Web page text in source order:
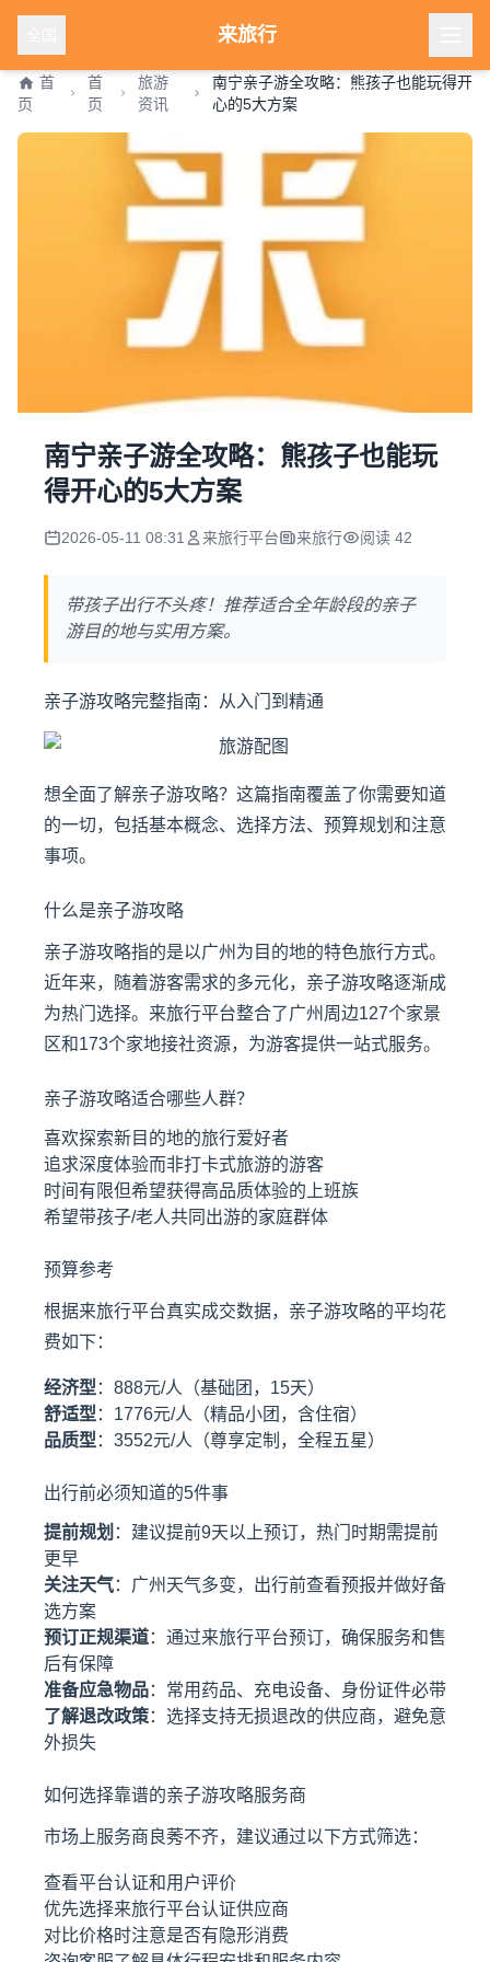
来旅行
首
页
首
页
旅游
资讯
南宁亲子游全攻略：熊孩子也能玩得开
心的5大方案
南宁亲子游全攻略：熊孩子也能玩
得开心的5大方案
2026-05-11 08:31 来旅行平台 来旅行 阅读 42
带孩子出行不头疼！推荐适合全年龄段的亲子
游目的地与实用方案。
亲子游攻略完整指南：从入门到精通
想全面了解亲子游攻略？这篇指南覆盖了你需要知道
的一切，包括基本概念、选择方法、预算规划和注意
事项。
什么是亲子游攻略
亲子游攻略指的是以广州为目的地的特色旅行方式。
近年来，随着游客需求的多元化，亲子游攻略逐渐成
为热门选择。来旅行平台整合了广州周边127个家景
区和173个家地接社资源，为游客提供一站式服务。
亲子游攻略适合哪些人群？
喜欢探索新目的地的旅行爱好者
追求深度体验而非打卡式旅游的游客
时间有限但希望获得高品质体验的上班族
希望带孩子/老人共同出游的家庭群体
预算参考
根据来旅行平台真实成交数据，亲子游攻略的平均花
费如下：
经济型 ：888元/人（基础团，15天）
舒适型 ：1776元/人（精品小团，含住宿）
品质型 ：3552元/人（尊享定制，全程五星）
出行前必须知道的5件事
提前规划 ：建议提前9天以上预订，热门时期需提前
更早
关注天气：广州天气多变，出行前查看预报并做好备
选方案
预订正规渠道：通过来旅行平台预订，确保服务和售
后有保障
准备应急物品：常用药品、充电设备、身份证件必带
了解退改政策：选择支持无损退改的供应商，避免意
外损失
如何选择靠谱的亲子游攻略服务商
市场上服务商良莠不齐，建议通过以下方式筛选：
查看平台认证和用户评价
优先选择来旅行平台认证供应商
对比价格时注意是否有隐形消费